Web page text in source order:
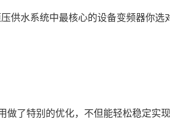
水系统中最核心的设备变频器你选
了特别的优化，不但能轻松稳定实